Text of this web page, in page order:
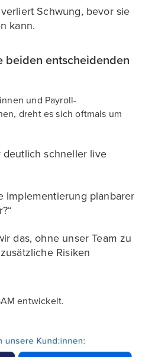
Schwung, bevor sie
kann.
beiden entscheidenden
und Payroll-
dreht es sich oftmals um
deutlich schneller live
Implementierung planbarer
das, ohne unser Team zu
Risiken
entwickelt.